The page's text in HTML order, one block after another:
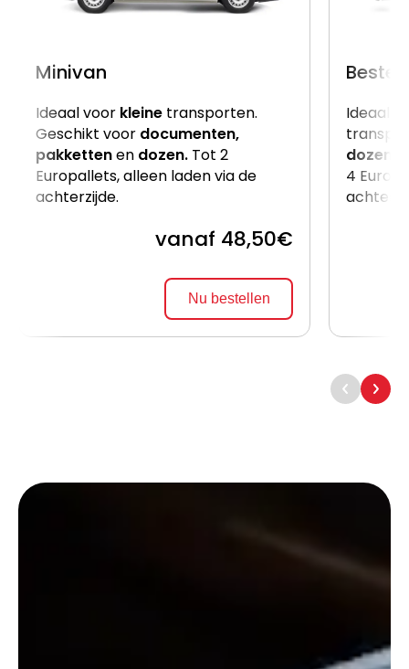
Minivan
Ideaal voor kleine transporten.
Geschikt voor documenten,
pakkettenen dozen. Tot 2
Europallets, alleen laden via de
achterzijde.
vanaf 48,50€
Nu bestellen
Ideaal
dozen
4